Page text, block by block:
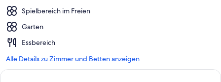
Spielbereich im Freien
Garten
Essbereich
Alle Details zu Zimmer und Betten anzeigen